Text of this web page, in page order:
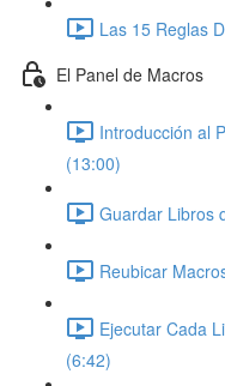
Las 15 Reglas
El Panel de Macros
Introducción al
(13:00)
Guardar Libros
Reubicar
Ejecutar Cada
(6:42)